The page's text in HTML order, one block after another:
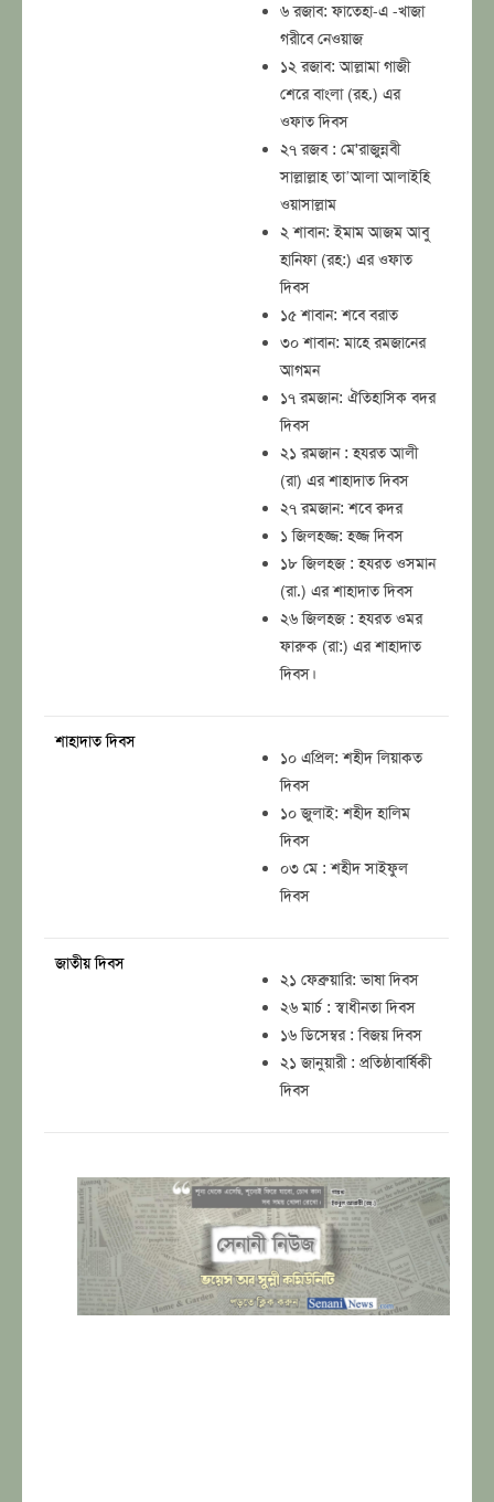
৬ রজাব: ফাতেহা-এ -খাজা
গরীবে নেওয়াজ
১২ রজাব: আল্লামা গাজী
শেরে বাংলা (রহ.) এর
ওফাত দিবস
২৭ রজব : মে'রাজুন্নবী
সাল্লাল্লাহ তা’আলা আলাইহি
ওয়াসাল্লাম
২ শাবান: ইমাম আজম আবু
হানিফা (রহ:) এর ওফাত
দিবস
১৫ শাবান: শবে বরাত
৩০ শাবান: মাহে রমজানের
আগমন
১৭ রমজান: ঐতিহাসিক বদর
দিবস
২১ রমজান : হযরত আলী
(রা) এর শাহাদাত দিবস
২৭ রমজান: শবে ক্বদর
১ জিলহজ্জ: হজ্জ দিবস
১৮ জিলহজ : হযরত ওসমান
(রা.) এর শাহাদাত দিবস
২৬ জিলহজ : হযরত ওমর
ফারুক (রা:) এর শাহাদাত
দিবস।
শাহাদাত দিবস
১০ এপ্রিল: শহীদ লিয়াকত
দিবস
১০ জুলাই: শহীদ হালিম
দিবস
০৩ মে : শহীদ সাইফুল
দিবস
জাতীয় দিবস
২১ ফেব্রুয়ারি: ভাষা দিবস
২৬ মার্চ : স্বাধীনতা দিবস
১৬ ডিসেম্বর : বিজয় দিবস
২১ জানুয়ারী : প্রতিষ্ঠাবার্ষিকী
দিবস